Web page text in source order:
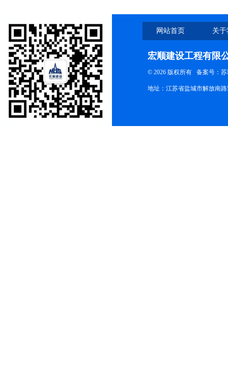
网站首页 关
宏顺建设工程有限
© 2026 版权所有 备案号：苏
地址：江苏省盐城市解放南